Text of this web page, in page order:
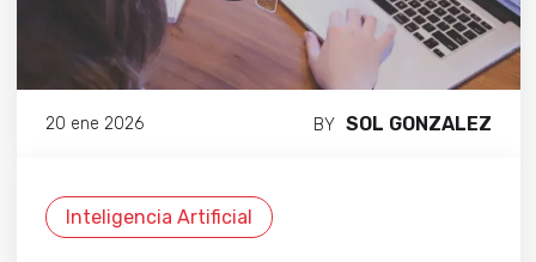
20 ene 2026 BY SOL GONZALEZ
Inteligencia Artificial